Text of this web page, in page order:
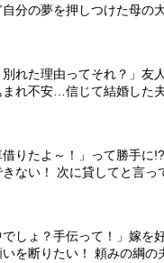
分の夢を押しつけた母の
別れた理由ってそれ？」友
まれ不安…信じて結婚した
借りたよ～！」って勝手に
きない！ 次に貸してと言
でしょ？手伝って！」嫁を
を断りたい！ 頼みの綱の